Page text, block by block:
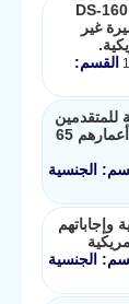
ملف باللغة الإنجليزية يحتوي على نموذج DS-160
غير
القسم:
للمتقدمين
للتجنس في الولايات المتحدة الذين تجاوزت أعمارهم 65
الجنسية
وإجاباتهم
الجنسية